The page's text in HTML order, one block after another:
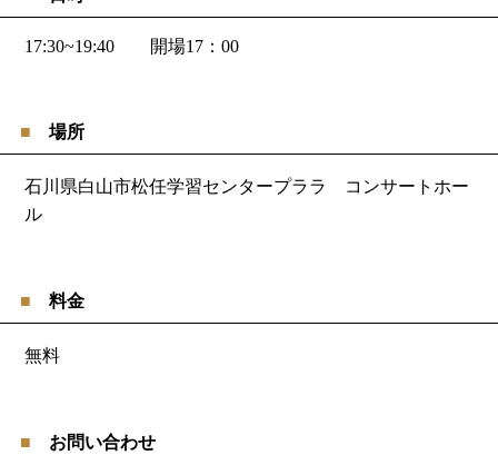
17:30~19:40 開場17：00
場所
石川県白山市松任学習センタープララ コンサートホー
ル
料金
無料
お問い合わせ